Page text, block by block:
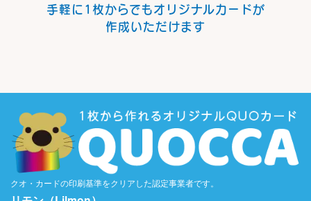
手軽に1枚からでもオリジナルカードが
作成いただけます
クオ・カードの印刷基準をクリアした認定事業者です。